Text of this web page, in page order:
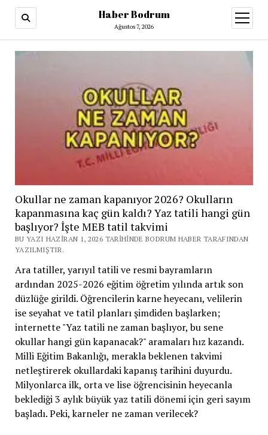
Haber Bodrum
Ağustos 7, 2026
aç
Okullar ne zaman kapanıyor 2026? Okulların
kapanmasına kaç gün kaldı? Yaz tatili hangi gün
başlıyor? İşte MEB tatil takvimi
BU YAZI HAZIRAN 1, 2026 TARIHINDE BODRUM HABER TARAFINDAN
YAZILMIŞTIR.
Ara tatiller, yarıyıl tatili ve resmi bayramların
ardından 2025-2026 eğitim öğretim yılında artık son
düzlüğe girildi. Öğrencilerin karne heyecanı, velilerin
ise seyahat ve tatil planları şimdiden başlarken;
internette "Yaz tatili ne zaman başlıyor, bu sene
okullar hangi gün kapanacak?" aramaları hız kazandı.
Milli Eğitim Bakanlığı, merakla beklenen takvimi
netleştirerek okullardaki kapanış tarihini duyurdu.
Milyonlarca ilk, orta ve lise öğrencisinin heyecanla
beklediği 3 aylık büyük yaz tatili dönemi için geri sayım
başladı. Peki, karneler ne zaman verilecek?